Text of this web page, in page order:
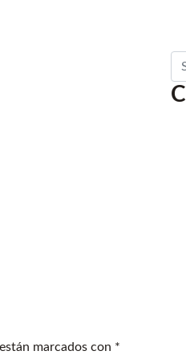
marcados con *